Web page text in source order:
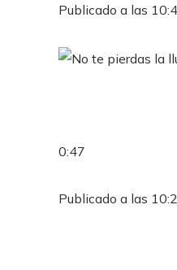
Publicado a las
0:47
Publicado a las